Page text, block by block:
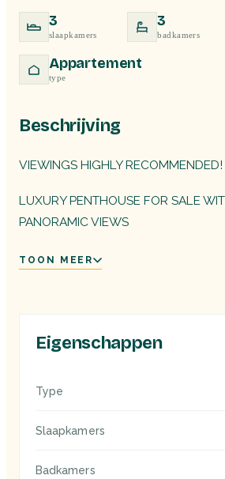
3
slaapkamers
3
badkamers
Appartement
type
Beschrijving
VIEWINGS HIGHLY RECOMMENDED!
LUXURY PENTHOUSE FOR SALE
PANORAMIC VIEWS
TOON MEER
Eigenschappen
Type
Slaapkamers
Badkamers